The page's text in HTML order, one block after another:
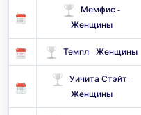
Мемфис -
Женщины
Темпл - Женщины
Уичита Стэйт -
Женщины